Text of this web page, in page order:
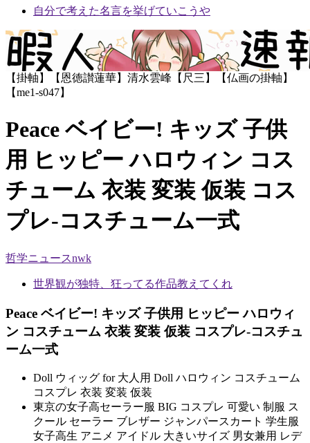
自分で考えた名言を挙げていこうや
【掛軸】【恩徳讃蓮華】清水雲峰【尺三】【仏画の掛軸】
【me1-s047】
Peace ベイビー! キッズ 子供
用 ヒッピー ハロウィン コス
チューム 衣装 変装 仮装 コス
プレ-コスチューム一式
哲学ニュースnwk
世界観が独特、狂ってる作品教えてくれ
Peace ベイビー! キッズ 子供用 ヒッピー ハロウィ
ン コスチューム 衣装 変装 仮装 コスプレ-コスチュ
ーム一式
Doll ウィッグ for 大人用 Doll ハロウィン コスチューム
コスプレ 衣装 変装 仮装
東京の女子高セーラー服 BIG コスプレ 可愛い 制服 ス
クール セーラー ブレザー ジャンパースカート 学生服
女子高生 アニメ アイドル 大きいサイズ 男女兼用 レデ